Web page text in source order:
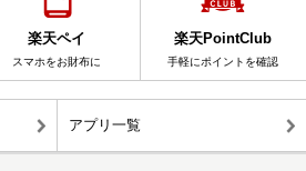
楽天ペイ
スマホをお財布に
楽天PointClub
手軽にポイントを確認
アプリ一覧